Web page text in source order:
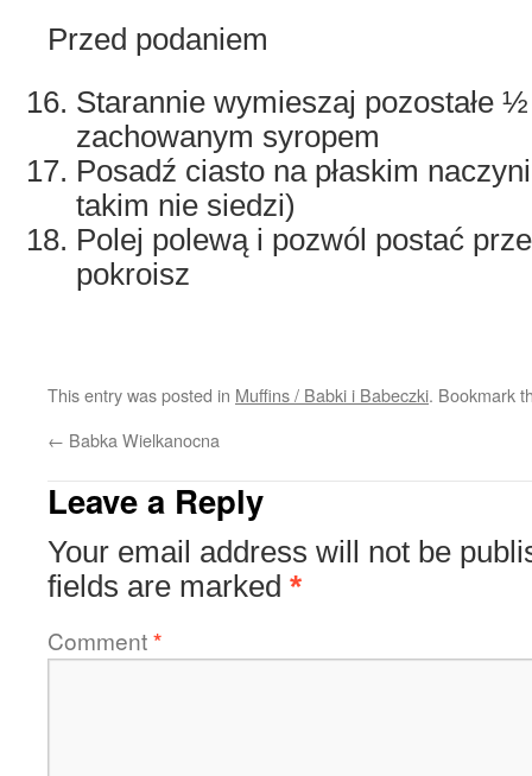
Przed podaniem
Starannie wymieszaj pozostałe
zachowanym syropem
Posadź ciasto na płaskim
takim nie siedzi)
Polej polewą i pozwól postać
pokroisz
This entry was posted in Muffins / Babki i Babeczki. Bookmark
← Babka Wielkanocna
Leave a Reply
Your email address will not be
fields are marked *
Comment*